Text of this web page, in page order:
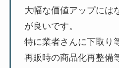
大幅な価値アップには
が良いです。
特に業者さんに下取り
再販時の商品化再整備